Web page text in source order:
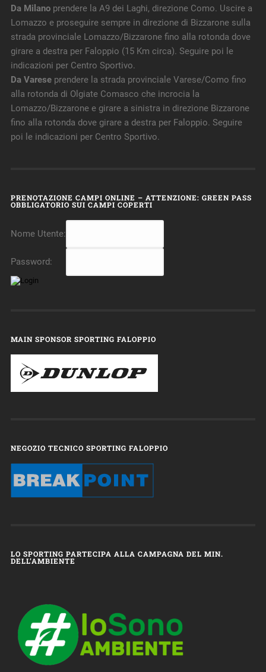
Da Milanoprendere la A9 dei Laghi, direzione Como. Uscire a
Lomazzo e proseguire sempre in direzione di Bizzarone sulla
strada provinciale Lomazzo/Bizzarone fino alla rotonda dove
girare a destra per Faloppio (15 Km circa). Seguire poi le
indicazioni per Centro Sportivo.
Da Vareseprendere la strada provinciale Varese/Como fino
alla rotonda di Olgiate Comasco che incrocia la
Lomazzo/Bizzarone e girare a sinistra in direzione Bizzarone
fino alla rotonda dove girare a destra per Faloppio. Seguire
poi le indicazioni per Centro Sportivo.
PRENOTAZIONE CAMPI ONLINE – ATTENZIONE: GREEN PASS
OBBLIGATORIO SUI CAMPI COPERTI
Nome Utente:
Password:
MAIN SPONSOR SPORTING FALOPPIO
NEGOZIO TECNICO SPORTING FALOPPIO
LO SPORTING PARTECIPA ALLA CAMPAGNA DEL MIN.
DELL’AMBIENTE